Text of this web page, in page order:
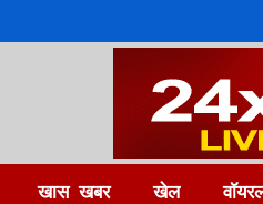
खास खबर खेल